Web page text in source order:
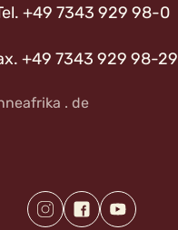
+49 7343 929 98-0
+49 7343 929 98-29
. de